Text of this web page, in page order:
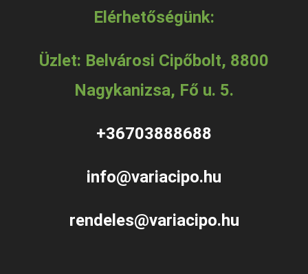
Elérhetőségünk:
Üzlet: Belvárosi Cipőbolt, 8800
Nagykanizsa, Fő u. 5.
+36703888688
info@variacipo.hu
rendeles@variacipo.hu